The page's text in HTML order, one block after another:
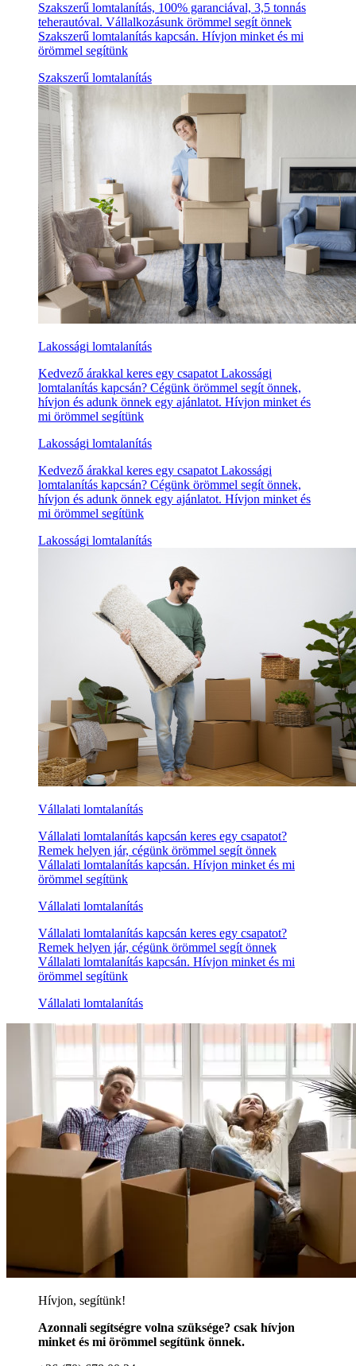
Szakszerű lomtalanítás, 100% garanciával, 3,5 tonnás
teherautóval. Vállalkozásunk örömmel segít önnek
Szakszerű lomtalanítás kapcsán. Hívjon minket és mi
örömmel segítünk
Szakszerű lomtalanítás
Lakossági lomtalanítás
Kedvező árakkal keres egy csapatot Lakossági
lomtalanítás kapcsán? Cégünk örömmel segít önnek,
hívjon és adunk önnek egy ajánlatot. Hívjon minket és
mi örömmel segítünk
Lakossági lomtalanítás
Kedvező árakkal keres egy csapatot Lakossági
lomtalanítás kapcsán? Cégünk örömmel segít önnek,
hívjon és adunk önnek egy ajánlatot. Hívjon minket és
mi örömmel segítünk
Lakossági lomtalanítás
Vállalati lomtalanítás
Vállalati lomtalanítás kapcsán keres egy csapatot?
Remek helyen jár, cégünk örömmel segít önnek
Vállalati lomtalanítás kapcsán. Hívjon minket és mi
örömmel segítünk
Vállalati lomtalanítás
Vállalati lomtalanítás kapcsán keres egy csapatot?
Remek helyen jár, cégünk örömmel segít önnek
Vállalati lomtalanítás kapcsán. Hívjon minket és mi
örömmel segítünk
Vállalati lomtalanítás
Hívjon, segítünk!
Azonnali segítségre volna szüksége? csak hívjon
minket és mi örömmel segítünk önnek.